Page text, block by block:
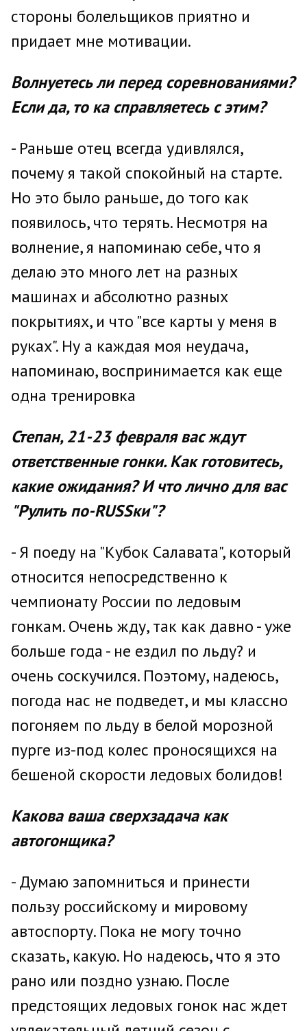
стороны болельщиков приятно и
придает мне мотивации.
Волнуетесь ли перед соревнованиями?
Если да, то ка справляетесь с этим?
- Раньше отец всегда удивлялся,
почему я такой спокойный на старте.
Но это было раньше, до того как
появилось, что терять. Несмотря на
волнение, я напоминаю себе, что я
делаю это много лет на разных
машинах и абсолютно разных
покрытиях, и что "все карты у меня в
руках". Ну а каждая моя неудача,
напоминаю, воспринимается как еще
одна тренировка
Степан, 21-23 февраля вас ждут
ответственные гонки. Как готовитесь,
какие ожидания? И что лично для вас
"Рулить по-RUSSки"?
- Я поеду на "Кубок Салавата", который
относится непосредственно к
чемпионату России по ледовым
гонкам. Очень жду, так как давно - уже
больше года - не ездил по льду? и
очень соскучился. Поэтому, надеюсь,
погода нас не подведет, и мы классно
погоняем по льду в белой морозной
пурге из-под колес проносящихся на
бешеной скорости ледовых болидов!
Какова ваша сверхзадача как
автогонщика?
- Думаю запомниться и принести
пользу российскому и мировому
автоспорту. Пока не могу точно
сказать, какую. Но надеюсь, что я это
рано или поздно узнаю. После
предстоящих ледовых гонок нас ждет